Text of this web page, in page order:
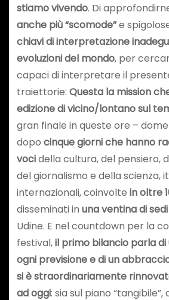
stiamo vivendo. Di
anche più “scomode”e
chiavi di interpretazione
evoluzioni del mondo, per
capaci di interpretare il
traiettorie: Questa la mission
edizione di vicino/lontano sul
gran finale in queste ore –
dopo cinque giorni che hanno
vocidella cultura, del pensiero,
del giornalismo e della scienza,
internazionali, coinvolte in oltre
disseminati in una ventina di sedi
Udine. E nel countdown per la
festival,il primo bilancio parla
ogni previsione e di un
si è straordinariamente
ad oggi: sia sul piano “tangibile”,